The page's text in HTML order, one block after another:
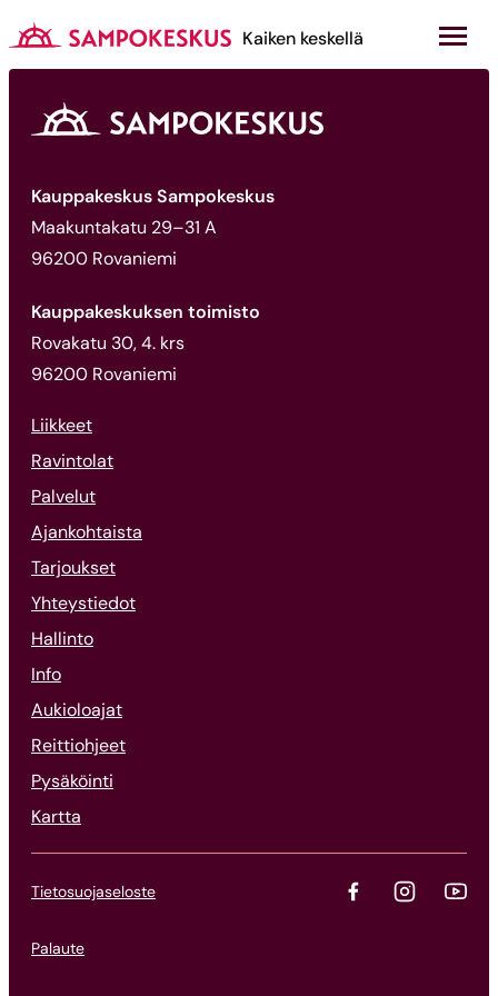
sisältöön
Kauppakeskus Sampokeskus
Kaiken keskellä
Kauppakeskus Sampokeskus
Maakuntakatu 29–31 A
96200 Rovaniemi
Kauppakeskuksen toimisto
Rovakatu 30, 4. krs
96200 Rovaniemi
Liikkeet
Ravintolat
Palvelut
Ajankohtaista
Tarjoukset
Yhteystiedot
Hallinto
Info
Aukioloajat
Reittiohjeet
Pysäköinti
Kartta
Tietosuojaseloste
Palaute